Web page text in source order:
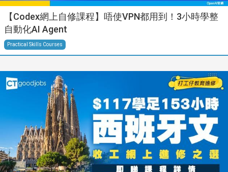
【Codex網上自修課程】唔使VPN都用到！3小時學整
自動化AI Agent
Practical Skills Courses